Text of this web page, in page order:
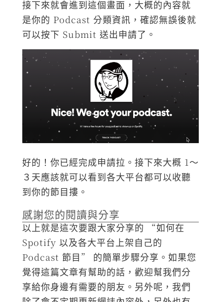
接下來就會進到這個畫面，大概的內容就
是你的 Podcast 分類資訊，確認無誤後就
可以按下 Submit 送出申請了。
好的！你已經完成申請拉。接下來大概 1～
３天應該就可以看到各大平台都可以收聽
到你的節目摟。
感謝您的閱讀與分享
以上就是這次要跟大家分享的 “如何在
Spotify 以及各大平台上架自己的
Podcast 節目” 的簡單步驟分享。如果您
覺得這篇文章有幫助的話，歡迎幫我們分
享給你身邊有需要的朋友。另外呢，我們